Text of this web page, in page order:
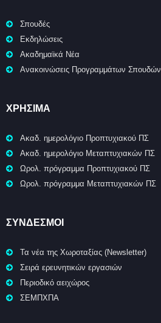
Σπουδές
Εκδηλώσεις
Ακαδημαϊκά Νέα
Ανακοινώσεις Προγραμμάτων Σπουδών
ΧΡΉΣΙΜΑ
Ακαδ. ημερολόγιο Προπτυχιακού ΠΣ
Ακαδ. ημερολόγιο Μεταπτυχιακών ΠΣ
Ωρολ. πρόγραμμα Προπτυχιακού ΠΣ
Ωρολ. πρόγραμμα Μεταπτυχιακών ΠΣ
ΣΥΝΔΕΣΜΟΙ
Τα νέα της Χωροταξίας (Newsletter)
Σειρά ερευνητικών εργασιών
Περιοδικό αειχώρος
ΣΕΜΠΧΠΑ